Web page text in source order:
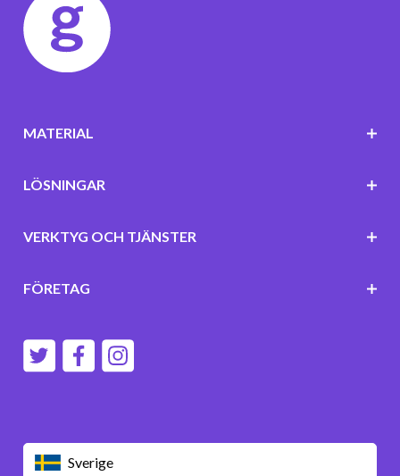
Sverige
MATERIAL
LÖSNINGAR
VERKTYG OCH TJÄNSTER
FÖRETAG